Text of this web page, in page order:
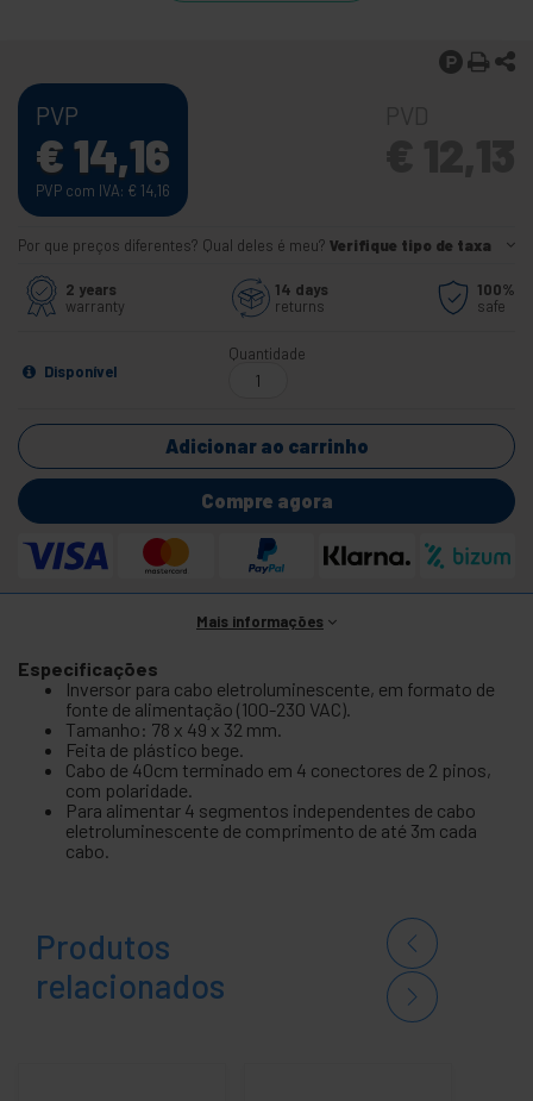
PVP
€14,16
PVP com IVA: € 14,16
Por que preços diferentes? Qual deles é meu? Verifique tipo de taxa
2 years
warranty
14 days
returns
100%
safe
Disponível
Quantidade
Adicionar ao carrinho
Compre agora
Mais informações
Especificações
Inversor para cabo eletroluminescente, em formato de
fonte de alimentação (100-230 VAC).
Tamanho: 78 x 49 x 32 mm.
Feita de plástico bege.
Cabo de 40cm terminado em 4 conectores de 2 pinos,
com polaridade.
Para alimentar 4 segmentos independentes de cabo
eletroluminescente de comprimento de até 3m cada
cabo.
Produtos
relacionados